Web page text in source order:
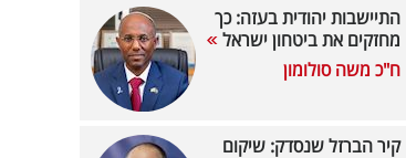
התיישבות יהודית בעזה: כך
מחזקים את ביטחון ישראל
ח"כ משה סולומון
קיר הברזל שנסדק: שיקום